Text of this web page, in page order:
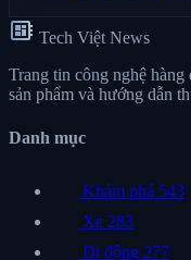
developer_board Tech Việt News
Trang tin công nghệ
sản phẩm và hướng dẫn
Danh mục
Khám phá 543
Xe 283
Di động 277